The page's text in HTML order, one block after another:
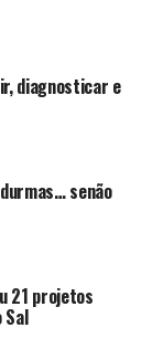
diagnosticar e
senão
21 projetos
Sal